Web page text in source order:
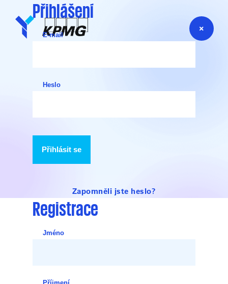
Přihlášení
E-mail
Heslo
Přihlásit se
Zapomněli jste heslo?
Registrace
Jméno